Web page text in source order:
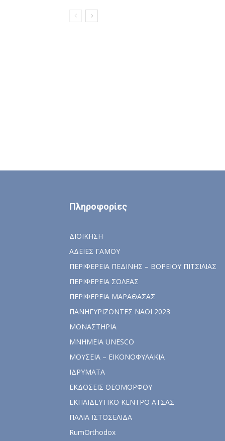
Πληροφορίες
ΔΙΟΙΚΗΣΗ
ΑΔΕΙΕΣ ΓΑΜΟΥ
ΠΕΡΙΦΕΡΕΙΑ ΠΕΔΙΝΗΣ – ΒΟΡΕΙΟΥ ΠΙΤΣΙΛΙΑΣ
ΠΕΡΙΦΕΡΕΙΑ ΣΟΛΕΑΣ
ΠΕΡΙΦΕΡΕΙΑ ΜΑΡΑΘΑΣΑΣ
ΠΑΝΗΓΥΡΙΖΟΝΤΕΣ ΝΑΟΙ 2023
ΜΟΝΑΣΤΗΡΙΑ
ΜΝΗΜΕΙΑ UNESCO
ΜΟΥΣΕΙΑ – ΕΙΚΟΝΟΦΥΛΑΚΙΑ
ΙΔΡΥΜΑΤΑ
ΕΚΔΟΣΕΙΣ ΘΕΟΜΟΡΦΟΥ
ΕΚΠΑΙΔΕΥΤΙΚΟ ΚΕΝΤΡΟ ΑΤΣΑΣ
ΠΑΛΙΑ ΙΣΤΟΣΕΛΙΔΑ
RumOrthodox